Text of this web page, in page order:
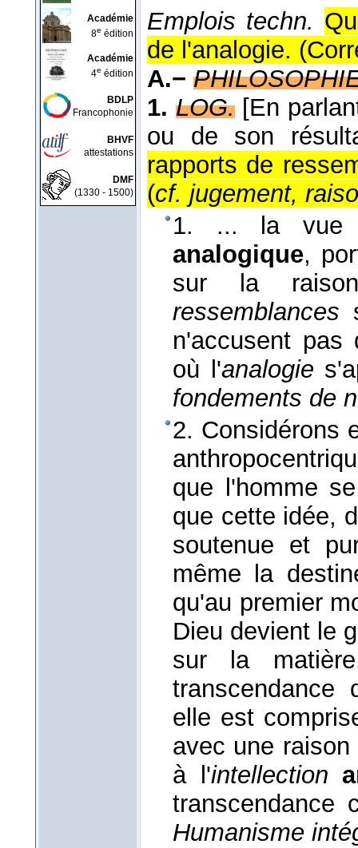
Académie
8e édition
Académie
4e édition
BDLP
Francophonie
BHVF
attestations
DMF
(1330 - 1500)
Emplois techn.
de l'analogie.
A.−
1. LOG. [En
ou de son
rapports de
(cf. jugement,
1. ... la vue
analogique,
sur la
ressemblances
n'accusent
où l'analogie
fondements de
2. Considérons
que l'homme
que cette idée,
soutenue et
même la
qu'au premier
Dieu devient le
sur la
transcendance
elle est
avec une
à l'intellection
transcendance
Humanisme